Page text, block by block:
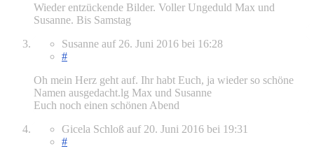
Wieder entzückende Bilder. Voller Ungeduld Max und
Susanne. Bis Samstag
Susanne auf 26. Juni 2016 bei 16:28
#
Oh mein Herz geht auf. Ihr habt Euch, ja wieder so schöne
Namen ausgedacht.lg Max und Susanne
Euch noch einen schönen Abend
Gicela Schloß auf 20. Juni 2016 bei 19:31
#